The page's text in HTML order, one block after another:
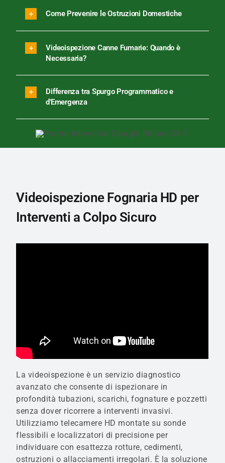
Come Prevenire le Ostruzioni Domestiche
Videoispezione Canne Fumarie: Quando è
Necessaria?
Differenza tra Spurgo Programmatico e
d'Emergenza
Videoispezione Fognaria HD per
Interventi a Colpo Sicuro
La videoispezione è un servizio diagnostico
avanzato che consente di ispezionare in
profondità tubazioni, scarichi, fognature e pozzetti
senza dover ricorrere a interventi invasivi.
Utilizziamo telecamere HD montate su sonde
flessibili e localizzatori di precisione per
individuare con esattezza rotture, cedimenti,
ostruzioni o allacciamenti irregolari. È la soluzione